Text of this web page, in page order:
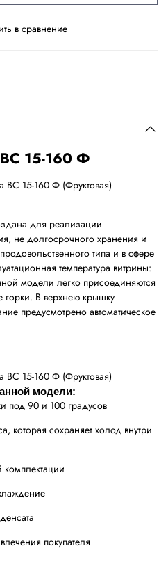
в сравнение
ВС 15-160 Ф
для реализации
не долгосрочного хранения и
типа и в сфере
температура витрины:
модели легко присоединяются
В верхнею крышку
предусмотрено автоматическое
модели:
под 90 и 100 градусов
которая сохраняет холод внутри
покупателя